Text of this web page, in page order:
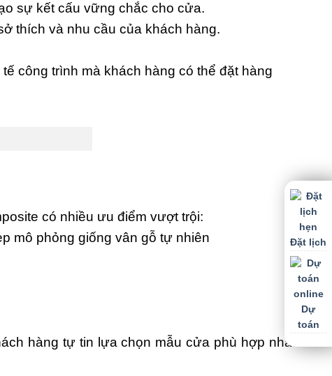
sự kết cấu vững chắc cho cửa.
thích và nhu cầu của khách hàng.
công trình mà khách hàng có thể đặt hàng
có nhiều ưu điểm vượt trội:
mô phỏng giống vân gỗ tự nhiên
hàng tự tin lựa chọn mẫu cửa phù hợp nhất
Đặt lịch
Dự
toán